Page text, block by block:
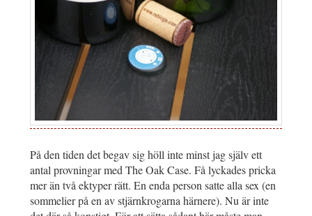
På den tiden det begav sig höll inte minst jag själv ett
antal provningar med The Oak Case. Få lyckades pricka
mer än två ektyper rätt. En enda person satte alla sex (en
sommelier på en av stjärnkrogarna härnere). Nu är inte